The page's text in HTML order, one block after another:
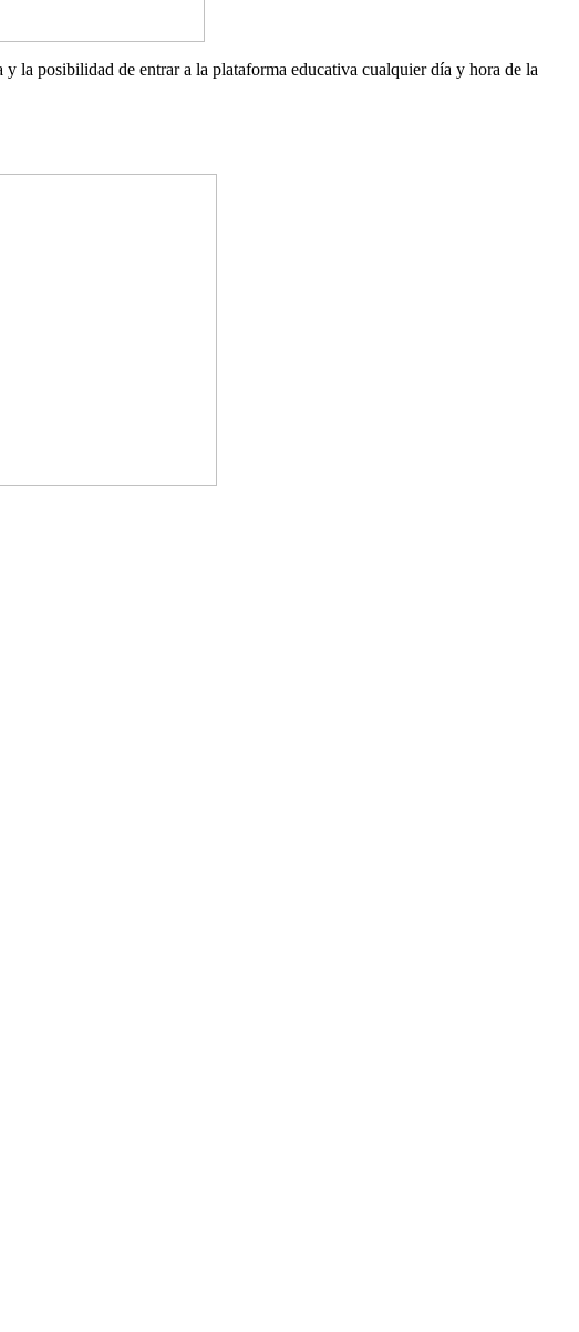
la posibilidad de entrar a la plataforma educativa cualquier día y hora de la